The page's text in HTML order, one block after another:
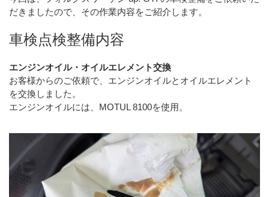
だきましたので、その作業内容をご紹介します。
車検点検整備内容
エンジンオイル・オイルエレメント交換
お客様からのご依頼で、エンジンオイルとオイルエレメント
を交換しました。
エンジンオイルには、MOTUL 8100を使用。